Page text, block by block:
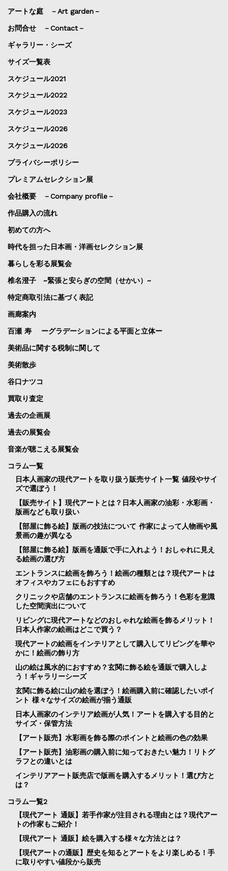
アートな庭 －Art garden－
お問合せ －Contact－
ギャラリー・シーズ
サイズ一覧表
スケジュール2021
スケジュール2022
スケジュール2023
スケジュール2026
スケジュール2026
プライバシーポリシー
プレミアムセレクション展
会社概要 －Company profile－
作品購入の流れ
初めての方へ
時代を担った日本画・洋画セレクション展
暮らしを彩る展覧会
椎名澄子 ~緊張と安らぎの空間（せかい）~
特定商取引法に基づく表記
画廊案内
百瀬 寿 ーグラデーションによる平面と立体ー
美術品に関する税制に関して
美術散歩
谷口ナツコ
買取り査定
過去の企画展
過去の展覧会
音楽が聴こえる展覧会
コラム一覧
日本人画家の現代アートを取り扱う販売サイト一覧 値段やサイ
ズで選ぼう！
【販売サイト】現代アートとは？日本人画家の油彩・水彩画・
版画なども取り扱い
【部屋に飾る絵】版画の技法について 作家によって人物画や風
景画の趣が異なる
【部屋に飾る絵】版画を通販で手に入れよう！おしゃれに見え
る絵画の選び方
エントランスに絵画を飾ろう！絵画の種類とは？現代アートは
オフィスやカフェにもおすすめ
クリニックや店舗のエントランスに絵画を飾ろう！色彩を意識
した空間演出について
リビングに現代アートなどのおしゃれな絵画を飾るメリット！
日本人作家の絵画はどこで買う？
現代アートの絵画をインテリアとして購入してリビングを華や
かに！絵画の飾り方
山の絵は風水的におすすめ？玄関に飾る絵を通販で購入しよ
う！ギャラリーシーズ
玄関に飾る絵に山の絵を選ぼう！絵画購入前に確認したいポイ
ント 様々なサイズの絵画が揃う通販
日本人画家のインテリア絵画が人気！アートを購入する目的と
サイズ・保管方法
【アート販売】水彩画を飾る際のポイントと絵画の色の効果
【アート販売】油彩画の購入前に知っておきたい魅力！リトグ
ラフとの違いとは
インテリアアート販売店で版画を購入するメリット！選び方と
は？
コラム一覧2
【現代アート 通販】若手作家が注目される理由とは？現代アー
トの作家もご紹介！
【現代アート 通販】絵を購入する様々な方法とは？
【現代アートの通販】歴史を知るとアートをより楽しめる！手
に取りやすい値段から販売